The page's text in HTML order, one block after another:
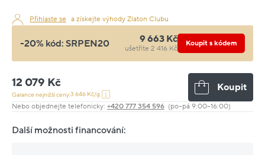
Přihlaste se a získejte výhody Zlaton Clubu
-20% kód: SRPEN20 9 663 Kč
ušetříte 2 416 Kč
Koupit s kódem
12 079 Kč
Garance nejnižší ceny:3 646 Kč/g
Koupit
Nebo objednejte telefonicky: +420 777 354 596 (po–pá 9:00–16:00)
Další možnosti financování: